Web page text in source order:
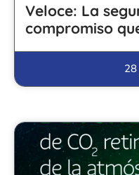
Veloce: La
compromiso